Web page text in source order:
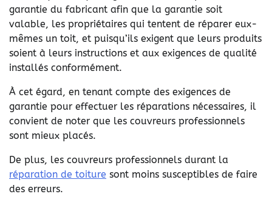
garantie du fabricant afin que la garantie soit
valable, les propriétaires qui tentent de réparer eux-
mêmes un toit, et puisqu’ils exigent que leurs produits
soient à leurs instructions et aux exigences de qualité
installés conformément.
À cet égard, en tenant compte des exigences de
garantie pour effectuer les réparations nécessaires, il
convient de noter que les couvreurs professionnels
sont mieux placés.
De plus, les couvreurs professionnels durant la
réparation de toiture sont moins susceptibles de faire
des erreurs.